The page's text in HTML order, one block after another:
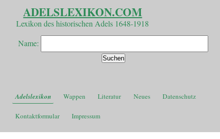
ADELSLEXIKON.COM
Lexikon des historischen Adels 1648-1918
Name:
Adelslexikon Wappen Literatur Neues Datenschutz
Kontaktformular Impressum